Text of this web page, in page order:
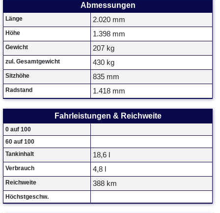
Abmessungen
Länge 2.020 mm
Höhe 1.398 mm
Gewicht 207 kg
zul. Gesamtgewicht 430 kg
Sitzhöhe 835 mm
Radstand 1.418 mm
Fahrleistungen & Reichweite
0 auf 100
60 auf 100
Tankinhalt
18,6 l
Verbrauch 4,8 l
Reichweite 388 km
Höchstgeschw.